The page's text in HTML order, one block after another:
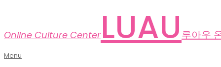
Online Culture Center LUAU 루아우
Primary
Menu